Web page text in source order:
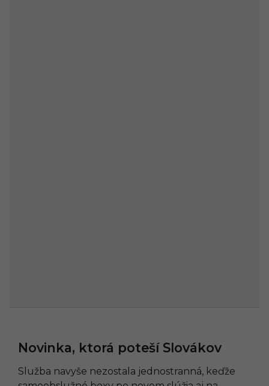
Novinka, ktorá poteší Slovákov
Služba navyše nezostala jednostranná, keďže